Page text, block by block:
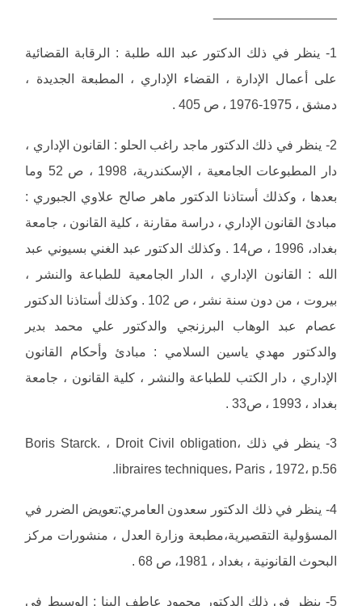
1- ينظر في ذلك الدكتور عبد الله طلبة : الرقابة القضائية
على أعمال الإدارة ، القضاء الإداري ، المطبعة الجديدة ،
دمشق ، 1975-1976 ، ص 405 .
2- ينظر في ذلك الدكتور ماجد راغب الحلو : القانون الإداري ،
دار المطبوعات الجامعية ، الإسكندرية، 1998 ، ص 52 وما
بعدها ، وكذلك أستاذنا الدكتور ماهر صالح علاوي الجبوري :
مبادئ القانون الإداري ، دراسة مقارنة ، كلية القانون ، جامعة
بغداد، 1996 ، ص14 . وكذلك الدكتور عبد الغني بسيوني عبد
الله : القانون الإداري ، الدار الجامعية للطباعة والنشر ،
بيروت ، من دون سنة نشر ، ص 102 . وكذلك أستاذنا الدكتور
عصام عبد الوهاب البرزنجي والدكتور علي محمد بدير
والدكتور مهدي ياسين السلامي : مبادئ وأحكام القانون
الإداري ، دار الكتب للطباعة والنشر ، كلية القانون ، جامعة
بغداد ، 1993 ، ص33 .
3- ينظر في ذلك Boris Starck. ، Droit Civil obligation،
libraires techniques، Paris ، 1972، p.56.
4- ينظر في ذلك الدكتور سعدون العامري:تعويض الضرر في
المسؤولية التقصيرية،مطبعة وزارة العدل ، منشورات مركز
البحوث القانونية ، بغداد ، 1981، ص 68 .
5- ينظر في ذلك الدكتور محمود عاطف البنا : الوسيط في